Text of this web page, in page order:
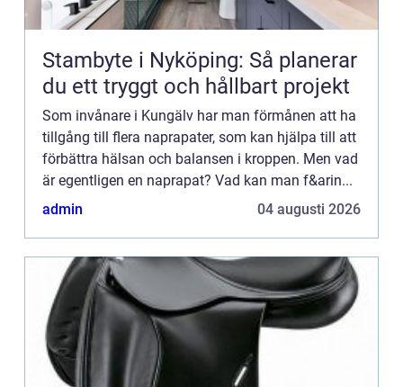
Stambyte i Nyköping: Så planerar
du ett tryggt och hållbart projekt
Som invånare i Kungälv har man förmånen att ha
tillgång till flera naprapater, som kan hjälpa till att
förbättra hälsan och balansen i kroppen. Men vad
är egentligen en naprapat? Vad kan man f&arin...
admin
04 augusti 2026